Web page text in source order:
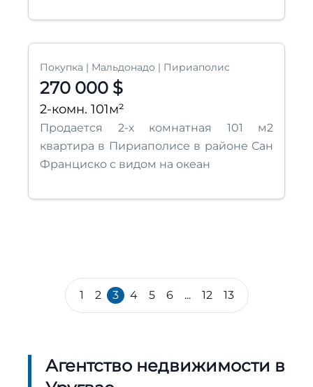
Покупка | Мальдонадо | Пириаполис
270 000 $
2-комн. 101м²
Продается 2-х комнатная 101 м2
квартира в Пириаполисе в районе Сан
Франциско с видом на океан
1 2 3 4 5 6 ... 12 13
Агентство недвижимости в